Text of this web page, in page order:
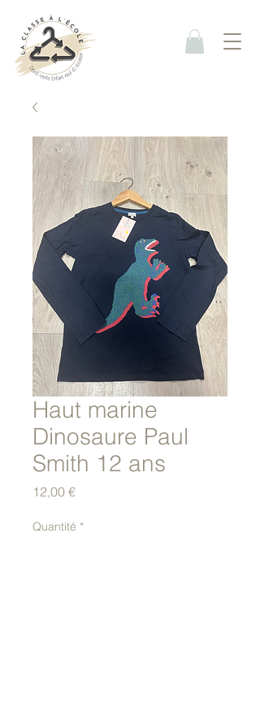
Haut marine
Dinosaure Paul
Smith 12 ans
12,00 €Prix
Quantité *